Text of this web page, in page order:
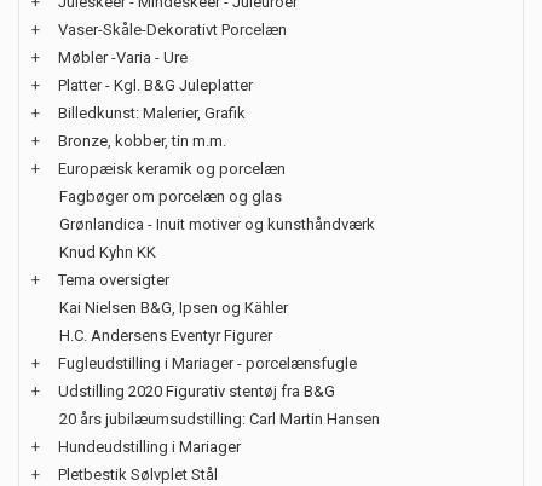
+
Vaser-Skåle-Dekorativt Porcelæn
+
Møbler -Varia - Ure
+
Platter - Kgl. B&G Juleplatter
+
Billedkunst: Malerier, Grafik
+
Bronze, kobber, tin m.m.
+
Europæisk keramik og porcelæn
Fagbøger om porcelæn og glas
Grønlandica - Inuit motiver og kunsthåndværk
Knud Kyhn KK
+
Tema oversigter
Kai Nielsen B&G, Ipsen og Kähler
H.C. Andersens Eventyr Figurer
+
Fugleudstilling i Mariager - porcelænsfugle
+
Udstilling 2020 Figurativ stentøj fra B&G
20 års jubilæumsudstilling: Carl Martin Hansen
+
Hundeudstilling i Mariager
+
Pletbestik Sølvplet Stål